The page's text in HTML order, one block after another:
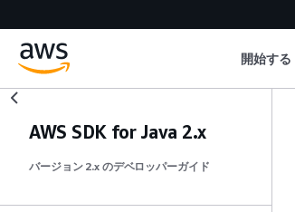
開始する
AWS SDK for Java 2.x
バージョン 2.x のデベロッパーガイド